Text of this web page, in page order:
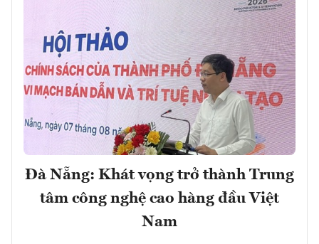
Đà Nẵng: Khát vọng trở thành Trung
tâm công nghệ cao hàng đầu Việt
Nam